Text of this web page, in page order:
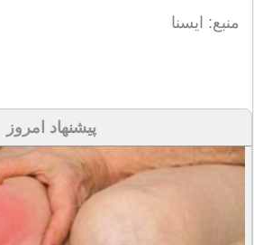
منبع: ایسنا
پیشنهاد امروز